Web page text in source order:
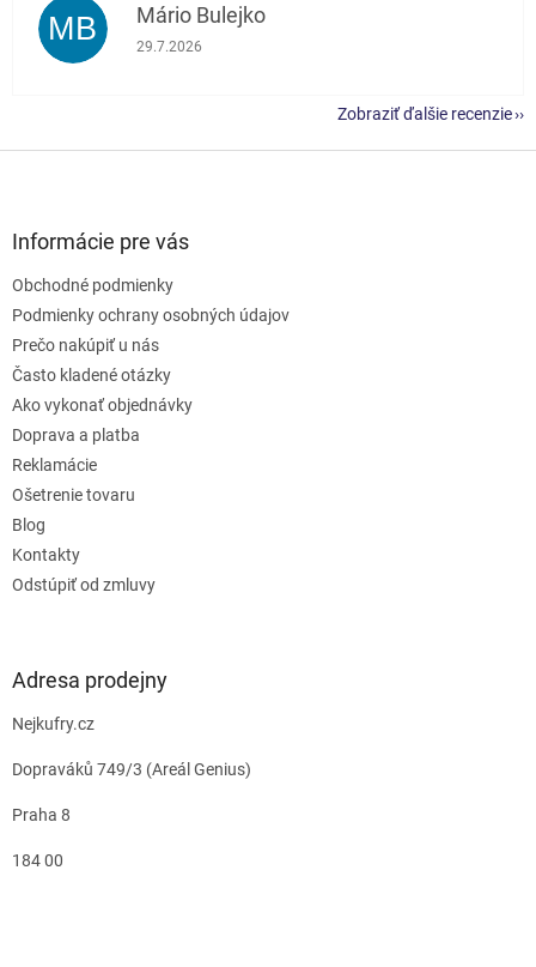
MB Mário Bulejko
Hodnotenie obchodu je 5 z 5 hviezdičiek.
29.7.2026
Zobraziť ďalšie recenzie
Informácie pre vás
Obchodné podmienky
Podmienky ochrany osobných údajov
Prečo nakúpiť u nás
Často kladené otázky
Ako vykonať objednávky
Doprava a platba
Reklamácie
Ošetrenie tovaru
Blog
Kontakty
Odstúpiť od zmluvy
Adresa prodejny
Nejkufry.cz
Dopraváků 749/3 (Areál Genius)
Praha 8
184 00